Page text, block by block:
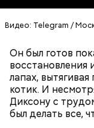
Видео: Telegram /
Он был готов
восстановления
лапах,
котик. И
Диксону с
был делать все,
с сахарным
лишним весом.